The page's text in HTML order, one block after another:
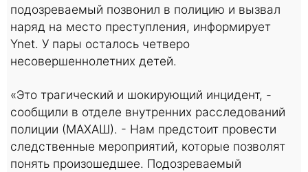
подозреваемый позвонил в полицию и вызвал
наряд на место преступления, информирует
Ynet. У пары осталось четверо
несовершеннолетних детей.
«Это трагический и шокирующий инцидент, -
сообщили в отделе внутренних расследований
полиции (МАХАШ). - Нам предстоит провести
следственные мероприятий, которые позволят
понять произошедшее. Подозреваемый